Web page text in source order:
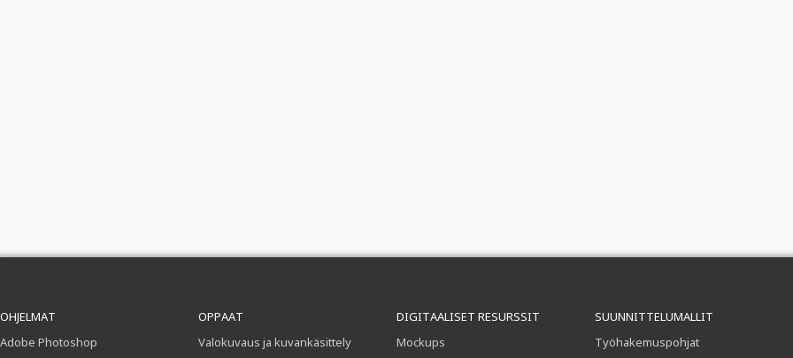
OHJELMAT
Adobe Photoshop
OPPAAT
Valokuvaus ja kuvankäsittely
DIGITAALISET RESURSSIT
Mockups
SUUNNITTELUMALLIT
Työhakemuspohjat